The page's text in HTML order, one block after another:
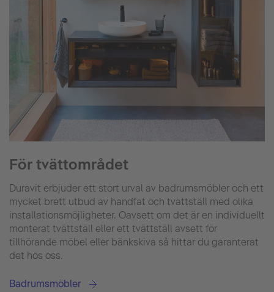
För tvättområdet
Duravit erbjuder ett stort urval av badrumsmöbler och ett
mycket brett utbud av handfat och tvättställ med olika
installationsmöjligheter. Oavsett om det är en individuellt
monterat tvättställ eller ett tvättställ avsett för
tillhörande möbel eller bänkskiva så hittar du garanterat
det hos oss.
Badrumsmöbler